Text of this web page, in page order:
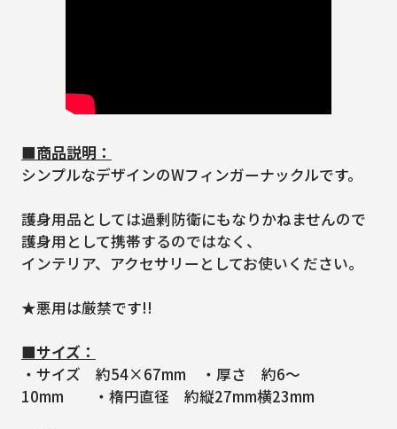
■商品説明：
シンプルなデザインのWフィンガーナックルです。
護身用品としては過剰防衛にもなりかねませんので
護身用として携帯するのではなく、
インテリア、アクセサリーとしてお使いください。
★悪用は厳禁です!!
■サイズ：
・サイズ 約54×67mm ・厚さ 約6～
10mm ・楕円直径 約縦27mm横23mm